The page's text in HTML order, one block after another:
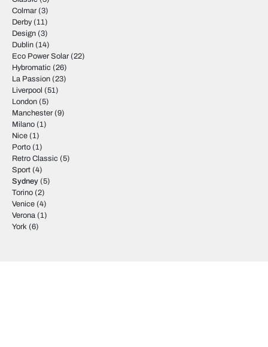
Colmar (3)
Derby(11)
Design (3)
Dublin (14)
Eco Power Solar (22)
Hybromatic (26)
La Passion (23)
Liverpool (51)
London (5)
Manchester (9)
Milano (1)
Nice (1)
Porto (1)
Retro Classic (5)
Sport (4)
Sydney (5)
Torino (2)
Venice (4)
Verona (1)
York (6)